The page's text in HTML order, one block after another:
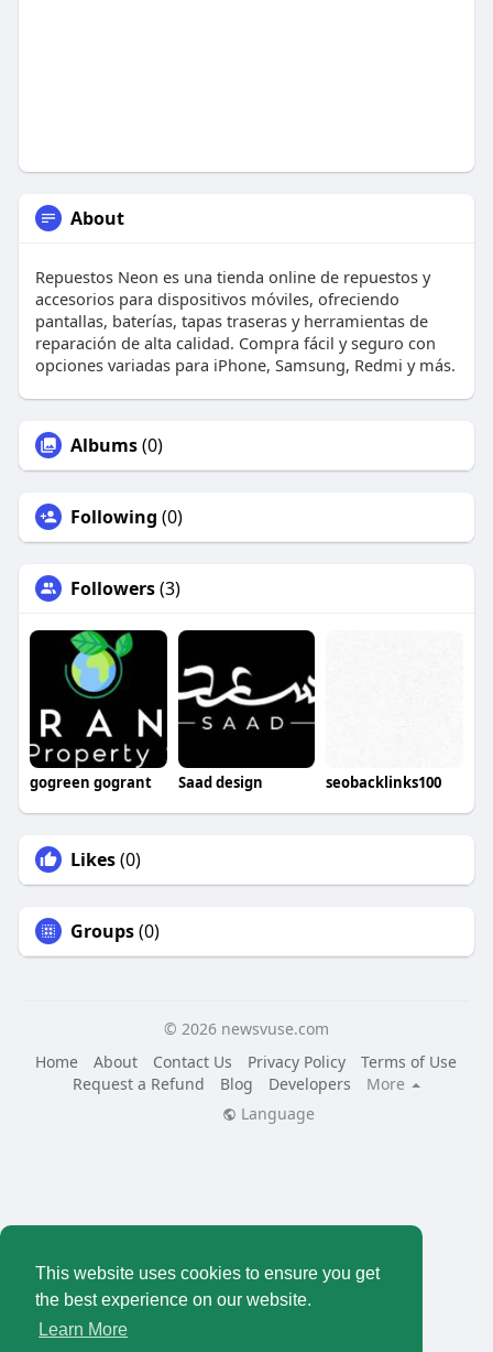
This website uses cookies to ensure you get
the best experience on our website.
Learn More
About
Repuestos Neon es una tienda online de repuestos y
accesorios para dispositivos móviles, ofreciendo
pantallas, baterías, tapas traseras y herramientas de
reparación de alta calidad. Compra fácil y seguro con
opciones variadas para iPhone, Samsung, Redmi y más.
Albums(0)
Following (0)
Followers(3)
gogreen gogrant Saad design seobacklinks100
Likes(0)
Groups(0)
© 2026 newsvuse.com
Home
About Contact Us Privacy Policy
Terms of Use
Request a Refund
Blog Developers
More
Language